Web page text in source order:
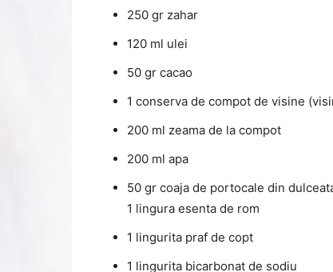
250 gr zahar
120 ml ulei
50 gr cacao
1 conserva de compot de visine
200 ml zeama de la compot
200 ml apa
50 gr coaja de portocale din
1 lingura esenta de rom
1 lingurita praf de copt
1 lingurita bicarbonat de sodiu